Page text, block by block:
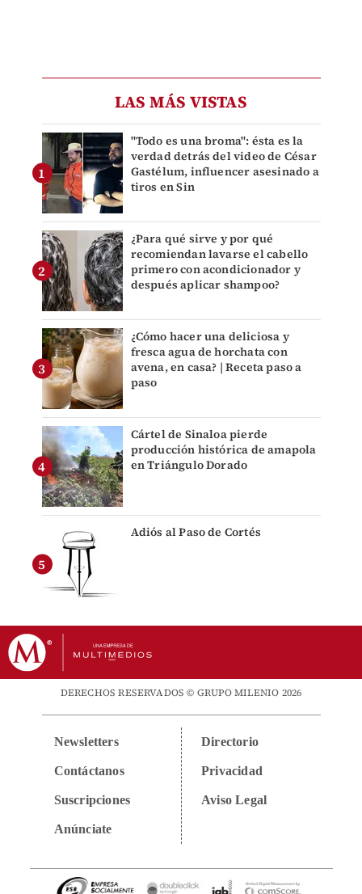
LAS MÁS VISTAS
"Todo es una broma": ésta es la
verdad detrás del video de César
Gastélum, influencer asesinado a
tiros en Sin
¿Para qué sirve y por qué
recomiendan lavarse el cabello
primero con acondicionador y
después aplicar shampoo?
¿Cómo hacer una deliciosa y
fresca agua de horchata con
avena, en casa? | Receta paso a
paso
Cártel de Sinaloa pierde
producción histórica de amapola
en Triángulo Dorado
Adiós al Paso de Cortés
DERECHOS RESERVADOS © GRUPO MILENIO 2026
Newsletters
Contáctanos
Suscripciones
Anúnciate
Directorio
Privacidad
Aviso Legal